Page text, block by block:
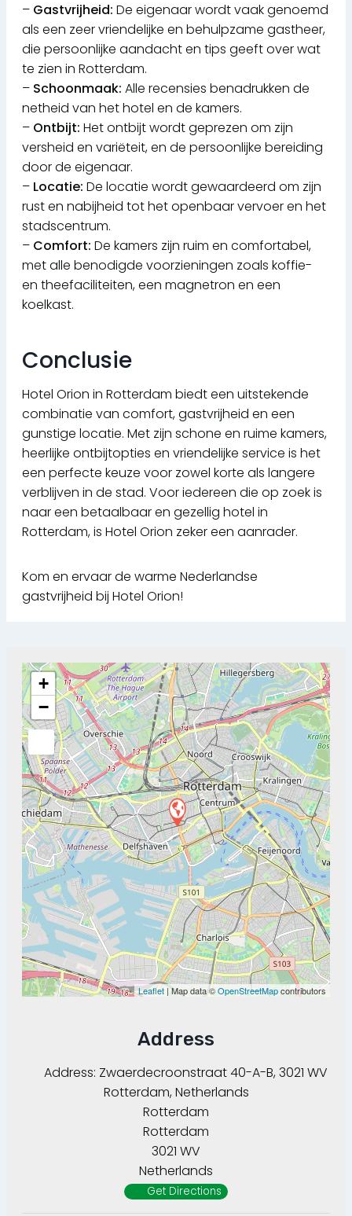
– Gastvrijheid: De eigenaar wordt vaak genoemd
als een zeer vriendelijke en behulpzame gastheer,
die persoonlijke aandacht en tips geeft over wat
te zien in Rotterdam.
– Schoonmaak: Alle recensies benadrukken de
netheid van het hotel en de kamers.
– Ontbijt: Het ontbijt wordt geprezen om zijn
versheid en variëteit, en de persoonlijke bereiding
door de eigenaar.
– Locatie: De locatie wordt gewaardeerd om zijn
rust en nabijheid tot het openbaar vervoer en het
stadscentrum.
– Comfort: De kamers zijn ruim en comfortabel,
met alle benodigde voorzieningen zoals koffie-
en theefaciliteiten, een magnetron en een
koelkast.
Conclusie
Hotel Orion in Rotterdam biedt een uitstekende
combinatie van comfort, gastvrijheid en een
gunstige locatie. Met zijn schone en ruime kamers,
heerlijke ontbijtopties en vriendelijke service is het
een perfecte keuze voor zowel korte als langere
verblijven in de stad. Voor iedereen die op zoek is
naar een betaalbaar en gezellig hotel in
Rotterdam, is Hotel Orion zeker een aanrader.
Kom en ervaar de warme Nederlandse
gastvrijheid bij Hotel Orion!
+
−
Leaflet | Map data ©OpenStreetMapcontributors
Address
Address: Zwaerdecroonstraat 40-A-B, 3021 WV
Rotterdam, Netherlands
Rotterdam
Rotterdam
3021 WV
Netherlands
Get Directions